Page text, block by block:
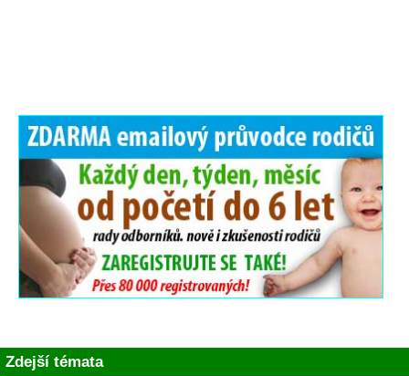
Zdejší témata